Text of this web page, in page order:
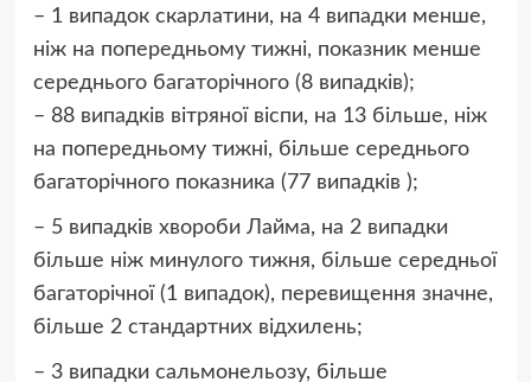
– 1 випадок скарлатини, на 4 випадки менше,
ніж на попередньому тижні, показник менше
середнього багаторічного (8 випадків);
– 88 випадків вітряної віспи, на 13 більше, ніж
на попередньому тижні, більше середнього
багаторічного показника (77 випадків );
– 5 випадків хвороби Лайма, на 2 випадки
більше ніж минулого тижня, більше середньої
багаторічної (1 випадок), перевищення значне,
більше 2 стандартних відхилень;
– 3 випадки сальмонельозу, більше